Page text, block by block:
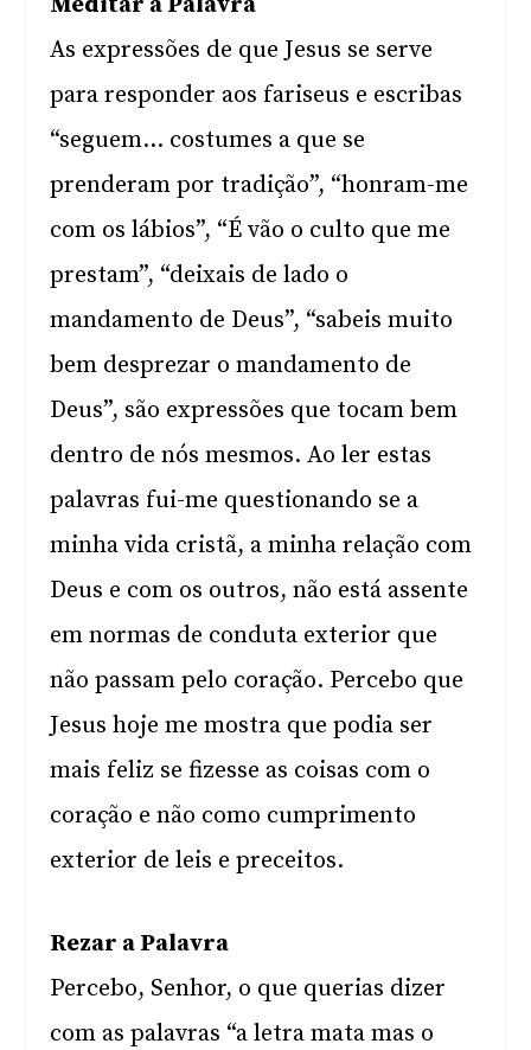
As expressões de que Jesus se serve
para responder aos fariseus e escribas
“seguem… costumes a que se
prenderam por tradição”, “honram-me
com os lábios”, “É vão o culto que me
prestam”, “deixais de lado o
mandamento de Deus”, “sabeis muito
bem desprezar o mandamento de
Deus”, são expressões que tocam bem
dentro de nós mesmos. Ao ler estas
palavras fui-me questionando se a
minha vida cristã, a minha relação com
Deus e com os outros, não está assente
em normas de conduta exterior que
não passam pelo coração. Percebo que
Jesus hoje me mostra que podia ser
mais feliz se fizesse as coisas com o
coração e não como cumprimento
exterior de leis e preceitos.
Rezar a Palavra
Percebo, Senhor, o que querias dizer
com as palavras “a letra mata mas o